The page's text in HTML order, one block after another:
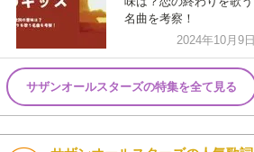
名曲を考察！
2024年10月9日
サザンオールスターズの特集を全て見る